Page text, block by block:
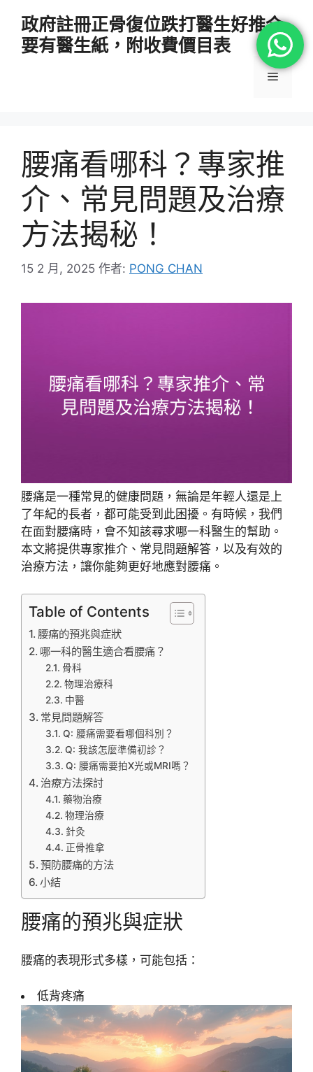
政府註冊正骨復位跌打醫生好推介
要有醫生紙，附收費價目表
選
腰痛看哪科？專家推
介、常見問題及治療
方法揭秘！
15 2 月, 2025 作者: PONG CHAN
腰痛是一種常見的健康問題，無論是年輕人還是上
了年紀的長者，都可能受到此困擾。有時候，我們
在面對腰痛時，會不知該尋求哪一科醫生的幫助。
本文將提供專家推介、常見問題解答，以及有效的
治療方法，讓你能夠更好地應對腰痛。
Table of Contents
腰痛的預兆與症狀
哪一科的醫生適合看腰痛？
骨科
物理治療科
中醫
常見問題解答
Q: 腰痛需要看哪個科別？
Q: 我該怎麼準備初診？
Q: 腰痛需要拍X光或MRI嗎？
治療方法探討
藥物治療
物理治療
針灸
正骨推拿
預防腰痛的方法
小結
腰痛的預兆與症狀
腰痛的表現形式多樣，可能包括：
低背疼痛